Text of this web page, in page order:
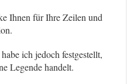
Ihnen für Ihre Zeilen und
ich jedoch festgestellt,
Legende handelt.